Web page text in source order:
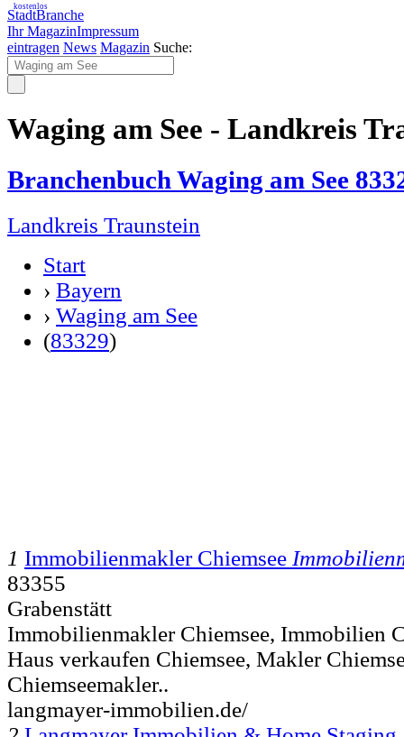
StadtBranche
Ihr MagazinImpressum
kostenlos
eintragen News Magazin Suche:
Waging am See - Landkreis
Branchenbuch Waging am See
Landkreis Traunstein
Start
› Bayern
› Waging am See
(83329)
1 Immobilienmakler Chiemsee
83355
Grabenstätt
Immobilienmakler Chiemsee, Immobilien
Haus verkaufen Chiemsee, Makler
Chiemseemakler..
langmayer-immobilien.de/